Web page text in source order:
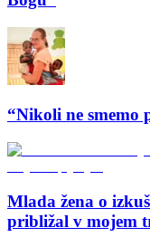
“Nikoli ne smemo
Mlada žena o
približal v mojem